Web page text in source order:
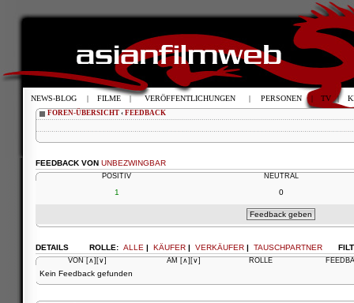
FOREN-ÜBERSICHT ‹ FEEDBACK
FEEDBACK VON UNBEZWINGBAR
POSITIV NEUTRAL
1 0
ROLLE: ALLE | KÄUFER | VERKÄUFER | TAUSCHPARTNER
DETAILS
VON [∧] [∨] AM [∧] [∨] ROLLE
Kein Feedback gefunden
NEWS-BLOG | FILME | VERÖFFENTLICHUNGEN | PERSONEN | TV |